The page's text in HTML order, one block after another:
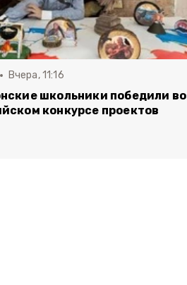
Вчера, 11:16
школьники победили во
конкурсе проектов